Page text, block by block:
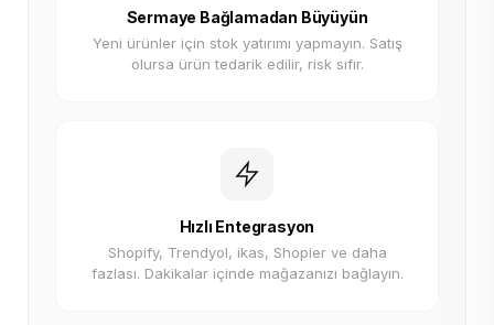
Sermaye Bağlamadan Büyüyün
Yeni ürünler için stok yatırımı yapmayın. Satış
olursa ürün tedarik edilir, risk sıfır.
Hızlı Entegrasyon
Shopify, Trendyol, ikas, Shopier ve daha
fazlası. Dakikalar içinde mağazanızı bağlayın.